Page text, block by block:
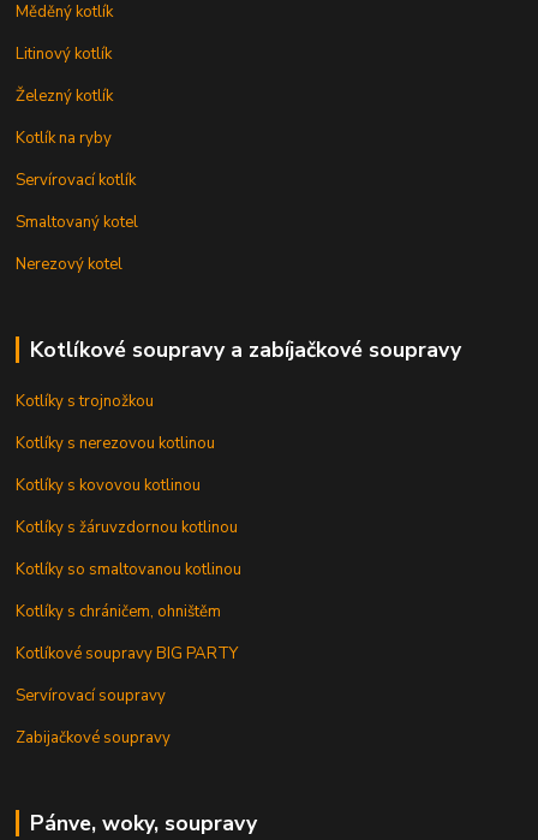
Měděný kotlík
Litinový kotlík
Železný kotlík
Kotlík na ryby
Servírovací kotlík
Smaltovaný kotel
Nerezový kotel
Kotlíkové soupravy a zabíjačkové soupravy
Kotlíky s trojnožkou
Kotlíky s nerezovou kotlinou
Kotlíky s kovovou kotlinou
Kotlíky s žáruvzdornou kotlinou
Kotlíky so smaltovanou kotlinou
Kotlíky s chráničem, ohništěm
Kotlíkové soupravy BIG PARTY
Servírovací soupravy
Zabijačkové soupravy
Pánve, woky, soupravy